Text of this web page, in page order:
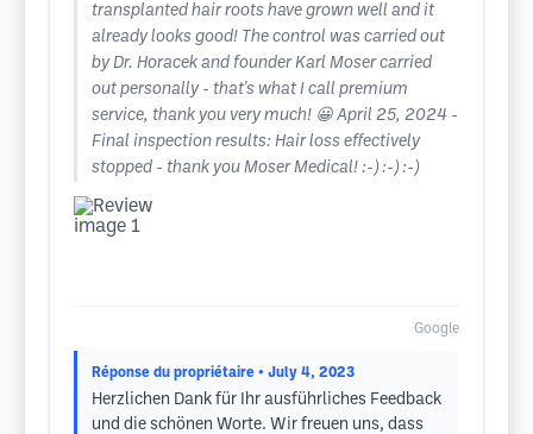
transplanted hair roots have grown well and it
already looks good! The control was carried out
by Dr. Horacek and founder Karl Moser carried
out personally - that's what I call premium
service, thank you very much! 😀 April 25, 2024 -
Final inspection results: Hair loss effectively
stopped - thank you Moser Medical! :-) :-) :-)
Google
Réponse du propriétaire • July 4, 2023
Herzlichen Dank für Ihr ausführliches Feedback
und die schönen Worte. Wir freuen uns, dass